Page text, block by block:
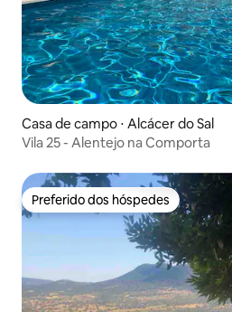
Casa de campo ⋅ Alcácer do Sal
Vila 25 - Alentejo na Comporta
Preferido dos hóspedes
Preferido dos hóspedes